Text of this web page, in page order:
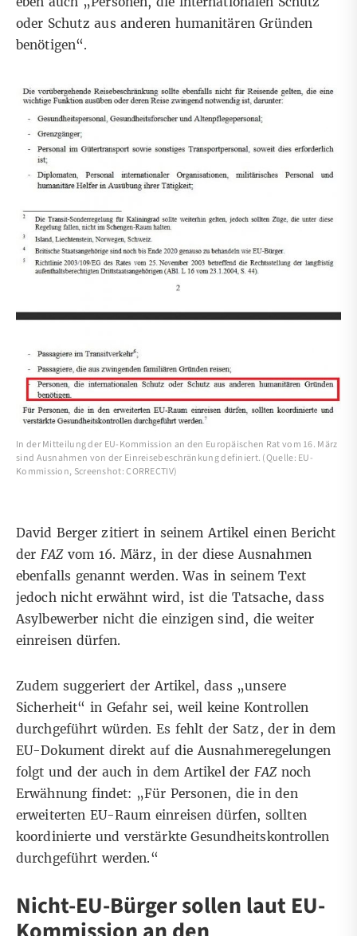
oder Schutz aus anderen humanitären Gründen
benötigen“.
In der Mitteilung der EU-Kommission an den Europäischen Rat vom 16. März
sind Ausnahmen von der Einreisebeschränkung definiert. (Quelle: EU-
Kommission, Screenshot: CORRECTIV)
David Berger zitiert in seinem Artikel einenBericht
der FAZvom 16. März, in der diese Ausnahmen
ebenfalls genannt werden. Was in seinem Text
jedoch nicht erwähnt wird, ist die Tatsache, dass
Asylbewerber nicht die einzigen sind, die weiter
einreisen dürfen.
Zudem suggeriert der Artikel, dass „unsere
Sicherheit“ in Gefahr sei, weil keine Kontrollen
durchgeführt würden. Es fehlt der Satz, der in dem
EU-Dokument direkt auf die Ausnahmeregelungen
folgt und der auch in dem Artikel derFAZnoch
Erwähnung findet: „Für Personen, die in den
erweiterten EU-Raum einreisen dürfen, sollten
koordinierte und verstärkte Gesundheitskontrollen
durchgeführt werden.“
Nicht-EU-Bürger sollen laut EU-